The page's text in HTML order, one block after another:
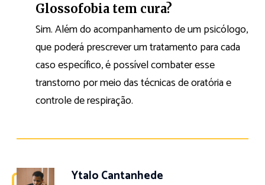
Glossofobia tem cura?
Sim. Além do acompanhamento de um psicólogo,
que poderá prescrever um tratamento para cada
caso específico, é possível combater esse
transtorno por meio das técnicas de oratória e
controle de respiração.
Ytalo Cantanhede